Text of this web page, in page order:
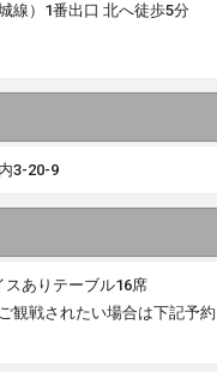
手配お問い合わせ
線）1番出口 北へ徒歩5分
3-20-9
ありテーブル16席
観戦されたい場合は下記予